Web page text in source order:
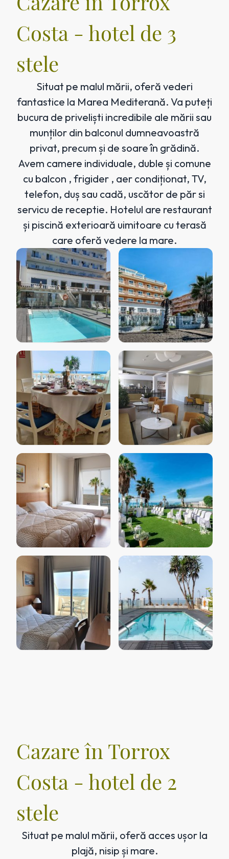
Costa - hotel de 3
stele
Situat pe malul mării, oferă vederi
fantastice la Marea Mediterană. Va puteți
bucura de priveliști incredibile ale mării sau
munților din balconul dumneavoastră
privat, precum și de soare în grădină.
Avem camere individuale, duble și comune
cu balcon , frigider , aer condiționat, TV,
telefon, duș sau cadă, uscător de păr si
servicu de receptie. Hotelul are restaurant
și piscină exterioară uimitoare cu terasă
care oferă vedere la mare.
Cazare în Torrox
Costa - hotel de 2
stele
Situat pe malul mării, oferă acces ușor la
plajă, nisip și mare.